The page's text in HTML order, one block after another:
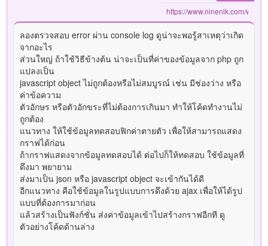
ลองตรวจสอบ error ผ่าน console log ดูน่าจะพอรู้สาเหตุว่าเกิด
จากอะไร
ส่วนใหญ่ ถ้าใช้วิธีข้างต้น น่าจะเป็นที่ค่าของข้อมูลจาก php ถูก
แปลงเป็น
javascript object ไม่ถูกต้องหรือไม่สมบูรณ์ เช่น มีช่องว่าง หรือ
ค่าข้อความ
ตัวอักษร หรือตัวอักขระที่ไม่ต้องการเกินมา ทำให้โค้ดทำงานไม่
ถูกต้อง
แนวทาง ให้ใช้ข้อมูลทดสอบฟิกค่าตายตัว เพื่อให้สามารถแสดง
กราฟได้ก่อน
ถ้ากราฟแสดงจากข้อมูลทดสอบได้ ต่อไปก็ให้ทดสอบ ใช้ข้อมูลที่
ดึงมา พยายาม
ส่งมาเป็น json หรือ javascript object จะเข้ากันได้ดี
อีกแนวทาง คือใช้ข้อมูลในรูปแบบการดึงด้วย ajax เพื่อให้ได้รูป
แบบที่ต้องการมาก่อน
แล้วสร้างเป็นฟังก์ชั่น ส่งค่าข้อมูลเข้าไปสร้างกราฟอีกที ดู
ตัวอย่างโค้ดด้านล่าง